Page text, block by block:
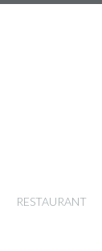
RESTAURANT